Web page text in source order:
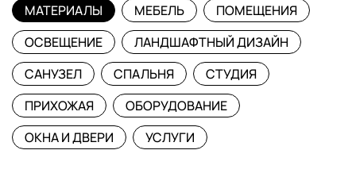
МАТЕРИАЛЫ
МЕБЕЛЬ
ПОМЕЩЕНИЯ
ОСВЕЩЕНИЕ
ЛАНДШАФТНЫЙ ДИЗАЙН
САНУЗЕЛ
СПАЛЬНЯ
СТУДИЯ
ПРИХОЖАЯ
ОБОРУДОВАНИЕ
ОКНА И ДВЕРИ
УСЛУГИ